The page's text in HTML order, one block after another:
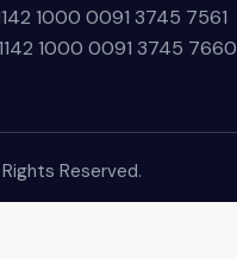
1000 0091 3745 7561
1000 0091 3745 7660
Reserved.